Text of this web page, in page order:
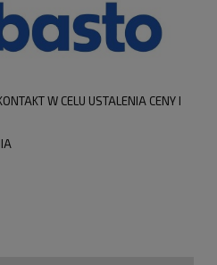
W CELU USTALENIA CENY I